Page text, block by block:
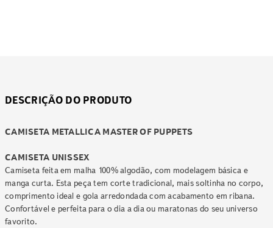
DESCRIÇÃO DO PRODUTO
CAMISETA METALLICA MASTER OF PUPPETS
CAMISETA UNISSEX
Camiseta feita em malha 100% algodão, com modelagem básica e
manga curta. Esta peça tem corte tradicional, mais soltinha no corpo,
comprimento ideal e gola arredondada com acabamento em ribana.
Confortável e perfeita para o dia a dia ou maratonas do seu universo
favorito.